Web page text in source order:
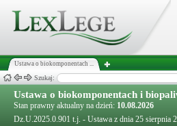
Ustawa o biokomponentach ...
Szukaj:
Ustawa o biokomponentach i
Stan prawny aktualny na dzień: 10.08.2026
Dz.U.2025.0.901 t.j. - Ustawa z dnia 25 sierpnia